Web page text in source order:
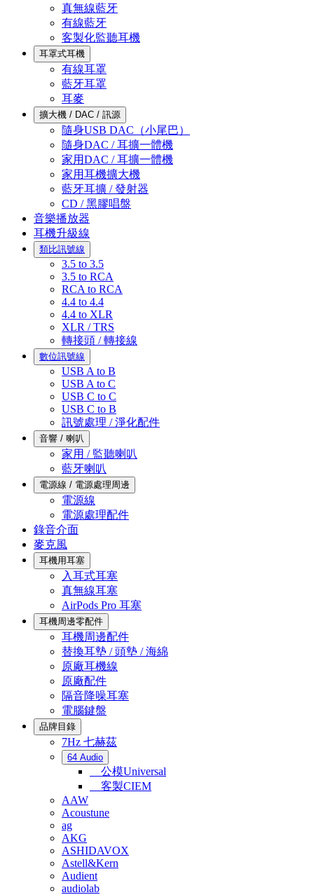
真無線藍牙
有線藍牙
客製化監聽耳機
耳罩式耳機
有線耳罩
藍牙耳罩
耳麥
擴大機 / DAC / 訊源
隨身USB DAC（小尾巴）
隨身DAC / 耳擴一體機
家用DAC / 耳擴一體機
家用耳機擴大機
藍牙耳擴 / 發射器
CD / 黑膠唱盤
音樂播放器
耳機升級線
類比訊號線
3.5 to 3.5
3.5 to RCA
RCA to RCA
4.4 to 4.4
4.4 to XLR
XLR / TRS
轉接頭 / 轉接線
數位訊號線
USB A to B
USB A to C
USB C to C
USB C to B
訊號處理 / 淨化配件
音響 / 喇叭
家用 / 監聽喇叭
藍牙喇叭
電源線 / 電源處理周邊
電源線
電源處理配件
錄音介面
麥克風
耳機用耳塞
入耳式耳塞
真無線耳塞
AirPods Pro 耳塞
耳機周邊零配件
耳機周邊配件
替換耳墊 / 頭墊 / 海綿
原廠耳機線
原廠配件
隔音降噪耳塞
電腦鍵盤
品牌目錄
7Hz 七赫茲
64 Audio
公模Universal
客製CIEM
AAW
Acoustune
ag
AKG
ASHIDAVOX
Astell&Kern
Audient
audiolab